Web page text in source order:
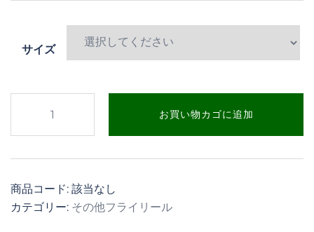
サイズ
ラ
イ
ー
ル
お買い物カゴに追加
商品コード: 該当なし
カテゴリー: その他フライリール